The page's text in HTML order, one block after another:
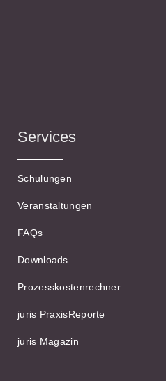
Services
Schulungen
Veranstaltungen
FAQs
Downloads
Prozesskostenrechner
juris PraxisReporte
juris Magazin